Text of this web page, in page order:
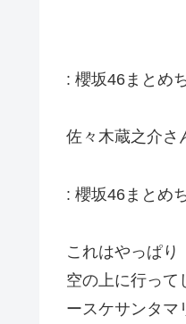
: 櫻坂46まとめ
佐々木蔵之介さ
: 櫻坂46まとめ
これはやっぱり
空の上に行って
ースケサンタマ